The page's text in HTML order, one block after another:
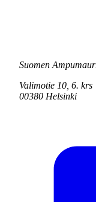
Suomen
Valimotie 10, 6. krs
00380 Helsinki